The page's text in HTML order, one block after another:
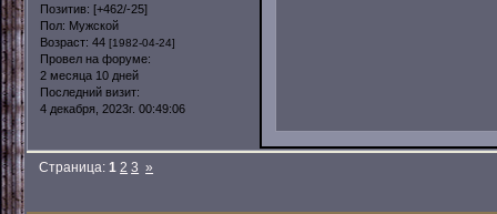
Позитив: [+462/-25]
Пол: Мужской
Возраст: 44 [1982-04-24]
Провел на форуме:
2 месяца 10 дней
Последний визит:
4 декабря, 2023г. 00:49:06
Страница:1 2 3 »